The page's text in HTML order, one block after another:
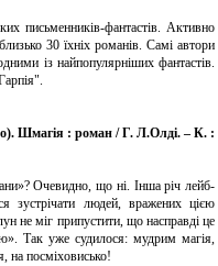
письменників-фантастів. Активно
30 їхніх романів. Самі автори
із найпопулярніших фантастів.
Шмагія : роман / Г. Л.Олді. – К. :
Очевидно, що ні. Інша річ лейб-
людей, вражених цією
не міг припустити, що насправді це
Так уже судилося: мудрим магія,
на посміховисько!